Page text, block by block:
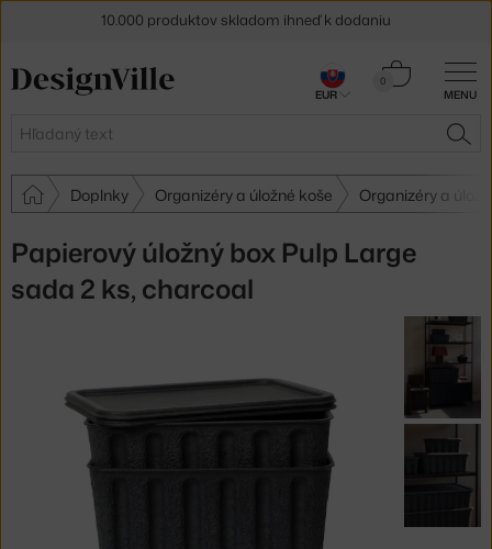
MENU
Hľadať
0
Košík
Doplnky Organizéry a úložné koše Organizéry a
Papierový úložný box Pulp Large
sada 2 ks, charcoal
30 dní na vrátenie tovaru
EUR